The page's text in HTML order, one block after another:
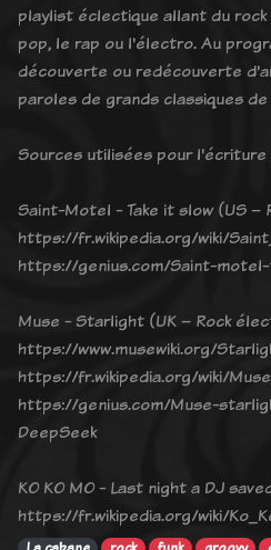
playlist éclectique allant du
pop, le rap ou l'électro. Au
découverte ou redécouverte
paroles de grands classiques de
Sources utilisées pour l'écriture
Saint-Motel - Take it slow (US –
https://fr.wikipedia.org/wiki/
https://genius.com/Saint-
Muse - Starlight (UK – Rock
https://www.musewiki.org/
https://fr.wikipedia.org/wiki/
https://genius.com/Muse-
DeepSeek
KO KO MO - Last night a DJ
https://fr.wikipedia.org/wiki/